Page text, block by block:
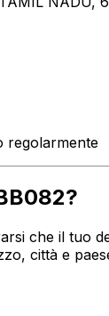
regolarmente
che il tuo
città e